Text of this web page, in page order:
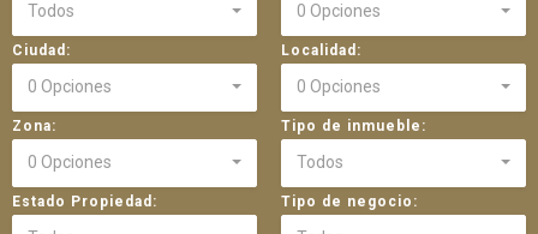
Todos 0 Opciones
Ciudad:
0 Opciones
Localidad:
0 Opciones
Zona:
0 Opciones
Tipo de inmueble:
Todos
Estado Propiedad: Tipo de negocio: